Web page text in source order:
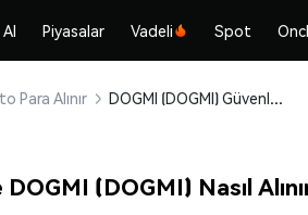
Piyasalar Vadeli Spot
Para Alınır DOGMI (DOGMI) Güvenle Satın Alın ve Saklayın
(DOGMI) Nasıl